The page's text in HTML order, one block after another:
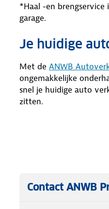
*Haal -en
garage.
Je huidige
Met de ANWB
ongemakkelijke
snel je huidige auto
zitten.
Contact ANWB